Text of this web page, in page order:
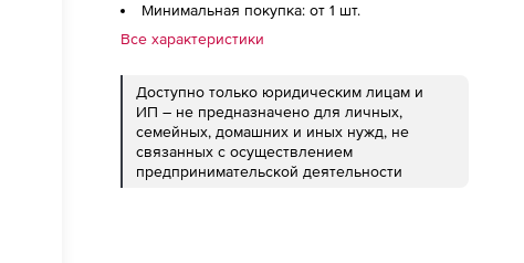
Минимальная покупка: от 1 шт.
Все характеристики
Доступно только юридическим лицам и
ИП – не предназначено для личных,
семейных, домашних и иных нужд, не
связанных с осуществлением
предпринимательской деятельности